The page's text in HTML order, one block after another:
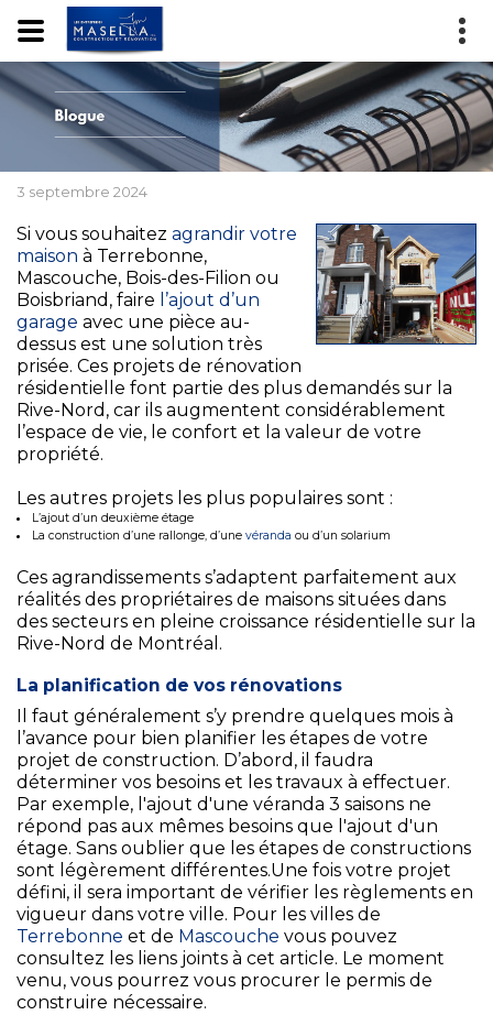
3 septembre 2024
Si vous souhaitez agrandir votre
maison à Terrebonne,
Mascouche, Bois-des-Filion ou
Boisbriand, faire l’ajout d’un
garage avec une pièce au-
dessus est une solution très
prisée. Ces projets de rénovation
résidentielle font partie des plus demandés sur la
Rive-Nord, car ils augmentent considérablement
l’espace de vie, le confort et la valeur de votre
propriété.
Les autres projets les plus populaires sont :
L’ajout d’un deuxième étage
La construction d’une rallonge, d’unevéranda ou d’un solarium
Ces agrandissements s’adaptent parfaitement aux
réalités des propriétaires de maisons situées dans
des secteurs en pleine croissance résidentielle sur la
Rive-Nord de Montréal.
La planification de vos rénovations
Il faut généralement s’y prendre quelques mois à
l’avance pour bien planifier les étapes de votre
projet de construction. D’abord, il faudra
déterminer vos besoins et les travaux à effectuer.
Par exemple, l'ajout d'une véranda 3 saisons ne
répond pas aux mêmes besoins que l'ajout d'un
étage. Sans oublier que les étapes de constructions
sont légèrement différentes.Une fois votre projet
défini, il sera important de vérifier les règlements en
vigueur dans votre ville. Pour les villes de
Terrebonne et de Mascouche vous pouvez
consultez les liens joints à cet article. Le moment
venu, vous pourrez vous procurer le permis de
construire nécessaire.